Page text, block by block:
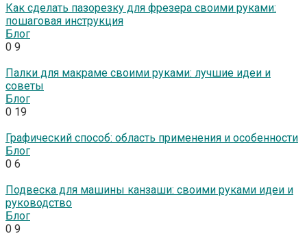
Как сделать пазорезку для фрезера своими руками:
пошаговая инструкция
Блог
0 9
Палки для макраме своими руками: лучшие идеи и
советы
Блог
0 19
Графический способ: область применения и особенности
Блог
0 6
Подвеска для машины канзаши: своими руками идеи и
руководство
Блог
0 9